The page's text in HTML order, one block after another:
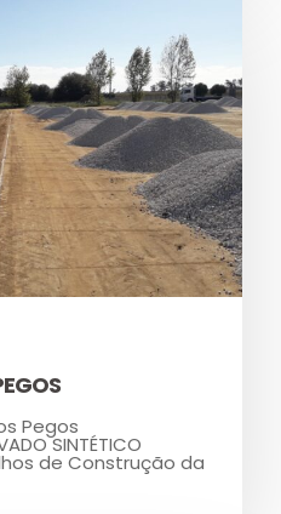
Pegos
SINTÉTICO
de Construção da